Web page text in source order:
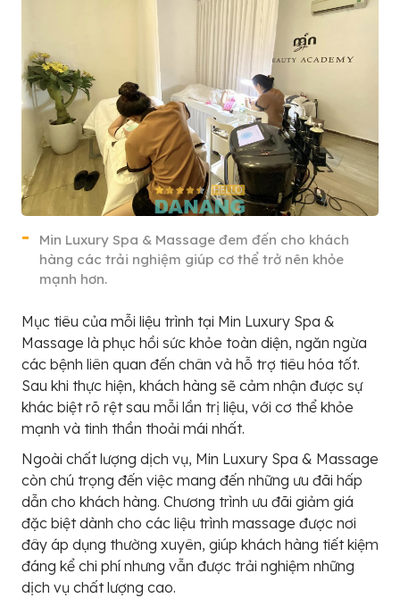
Min Luxury Spa & Massage đem đến cho khách
hàng các trải nghiệm giúp cơ thể trở nên khỏe
mạnh hơn.
Mục tiêu của mỗi liệu trình tại Min Luxury Spa &
Massage là phục hồi sức khỏe toàn diện, ngăn ngừa
các bệnh liên quan đến chân và hỗ trợ tiêu hóa tốt.
Sau khi thực hiện, khách hàng sẽ cảm nhận được sự
khác biệt rõ rệt sau mỗi lần trị liệu, với cơ thể khỏe
mạnh và tinh thần thoải mái nhất.
Ngoài chất lượng dịch vụ, Min Luxury Spa & Massage
còn chú trọng đến việc mang đến những ưu đãi hấp
dẫn cho khách hàng. Chương trình ưu đãi giảm giá
đặc biệt dành cho các liệu trình massage được nơi
đây áp dụng thường xuyên, giúp khách hàng tiết kiệm
đáng kể chi phí nhưng vẫn được trải nghiệm những
dịch vụ chất lượng cao.